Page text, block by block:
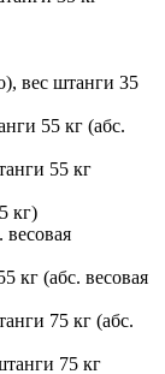
вес штанги 35
55 кг (абс.
55 кг
кг)
кг (абс. весовая
75 кг (абс.
75 кг